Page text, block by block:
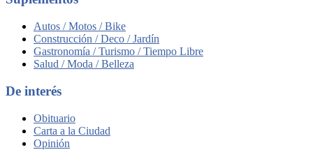
Autos / Motos / Bike
Construcción / Deco / Jardín
Gastronomía / Turismo / Tiempo Libre
Salud / Moda / Belleza
De interés
Obituario
Carta a la Ciudad
Opinión